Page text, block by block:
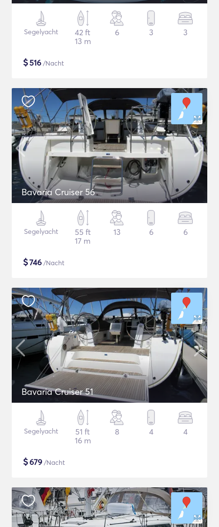
Segelyacht
42 ft
13 m
6 3 3
$516 /Nacht
Bavaria Cruiser 56
Segelyacht
55 ft
17 m
13 6 6
$746 /Nacht
Bavaria Cruiser 51
Segelyacht
51 ft
16 m
8 4 4
$679 /Nacht